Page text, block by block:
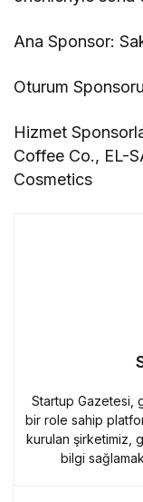
Ana Sponsor:
Oturum
Hizmet
Coffee Co., EL-
Cosmetics
Startup Gazetesi,
bir role sahip
kurulan şirketimiz,
bilgi